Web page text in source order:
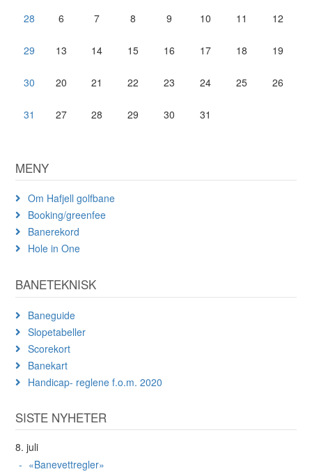
28 6 7 8 9 10 11 12
29 13 14 15 16 17 18 19
30 20 21 22 23 24 25 26
31 27 28 29 30 31
MENY
Om Hafjell golfbane
Booking/greenfee
Banerekord
Hole in One
BANETEKNISK
Baneguide
Slopetabeller
Scorekort
Banekart
Handicap- reglene f.o.m. 2020
SISTE NYHETER
8. juli
«Banevettregler»